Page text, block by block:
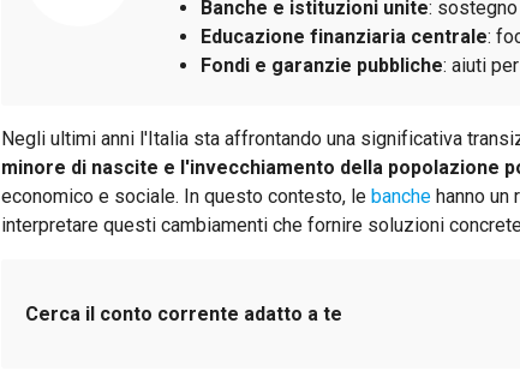
Banche e istituzioni unite:
Educazione finanziaria centrale:
Fondi e garanzie pubbliche: aiuti
Negli ultimi anni l'Italia sta affrontando una significativa
minore di nascite e l'invecchiamento della popolazione
economico e sociale. In questo contesto, le banche hanno un
interpretare questi cambiamenti che fornire soluzioni
Cerca il conto corrente adatto a te